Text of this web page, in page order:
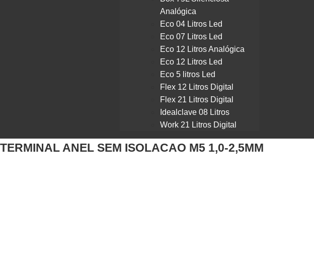
Analógica
Eco 04 Litros Led
Eco 07 Litros Led
Eco 12 Litros Analógica
Eco 12 Litros Led
Eco 5 litros Led
Flex 12 Litros Digital
Flex 21 Litros Digital
Idealclave 08 Litros
Work 21 Litros Digital
TERMINAL ANEL SEM ISOLACAO M5 1,0-2,5MM